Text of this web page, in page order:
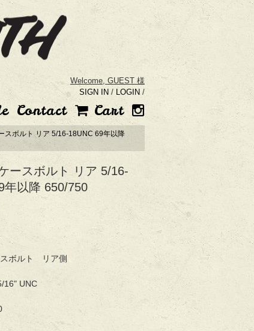
Welcome, GUEST 様
SIGN IN / LOGIN /
Contact Cart
スボルト リア 5/16-18UNC 69年以降
ースボルト リア 5/16-
年以降 650/750
スボルト リア側
16" UNC